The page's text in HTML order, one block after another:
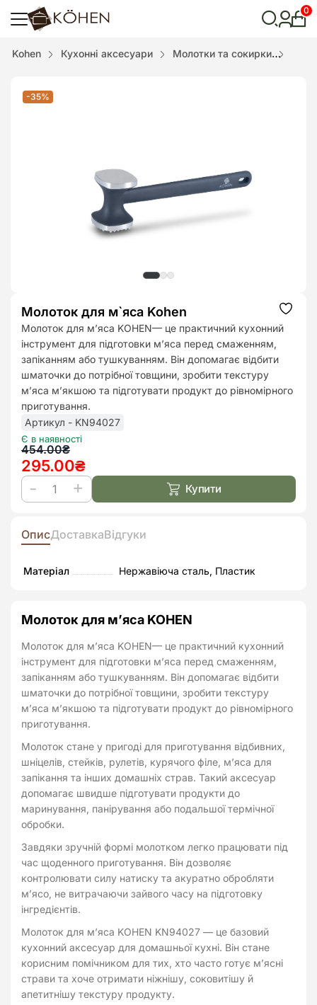
пошук
0
Kohen Кухонні аксесуари Молотки та сокирки
-35%
Молоток для м`яса Kohen
Молоток для м’яса KOHEN— це практичний кухонний
інструмент для підготовки м’яса перед смаженням,
запіканням або тушкуванням. Він допомагає відбити
шматочки до потрібної товщини, зробити текстуру
м’яса м’якшою та підготувати продукт до рівномірного
приготування.
Артикул - KN94027
Є в наявності
454.00₴
Оригінальна
ціна:
454.00₴.
295.00₴
Поточна
ціна:
295.00₴.
Молоток
м`яса
кількість
Купити
ОписДоставкаВідгуки
Матеріал Нержавіюча сталь, Пластик
Молоток для м’яса KOHEN
Молоток для м’яса KOHEN— це практичний кухонний
інструмент для підготовки м’яса перед смаженням,
запіканням або тушкуванням. Він допомагає відбити
шматочки до потрібної товщини, зробити текстуру
м’яса м’якшою та підготувати продукт до рівномірного
приготування.
Молоток стане у пригоді для приготування відбивних,
шніцелів, стейків, рулетів, курячого філе, м’яса для
запікання та інших домашніх страв. Такий аксесуар
допомагає швидше підготувати продукти до
маринування, панірування або подальшої термічної
обробки.
Завдяки зручній формі молотком легко працювати під
час щоденного приготування. Він дозволяє
контролювати силу натиску та акуратно обробляти
м’ясо, не витрачаючи зайвого часу на підготовку
інгредієнтів.
Молоток для м’яса KOHEN KN94027 — це базовий
кухонний аксесуар для домашньої кухні. Він стане
корисним помічником для тих, хто часто готує м’ясні
страви та хоче отримати ніжнішу, соковитішу й
апетитнішу текстуру продукту.